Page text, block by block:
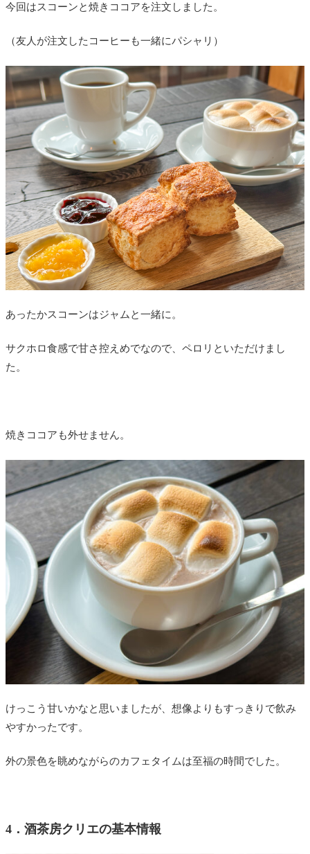
今回はスコーンと焼きココアを注文しました。
（友人が注文したコーヒーも一緒にパシャリ）
あったかスコーンはジャムと一緒に。
サクホロ食感で甘さ控えめでなので、ペロリといただけまし
た。
焼きココアも外せません。
けっこう甘いかなと思いましたが、想像よりもすっきりで飲み
やすかったです。
外の景色を眺めながらのカフェタイムは至福の時間でした。
4．酒茶房クリエの基本情報